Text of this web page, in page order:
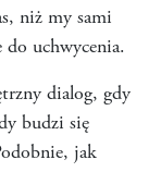
niż my sami
do uchwycenia.
dialog, gdy
budzi się
jak